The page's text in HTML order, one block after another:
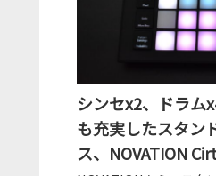
シンセx2、ドラム
も充実したスタン
ス、NOVATION